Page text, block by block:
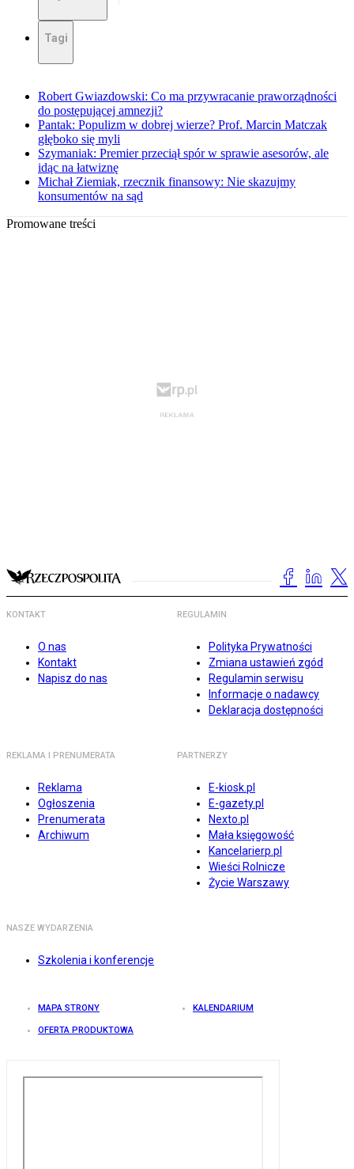
Tagi
Robert Gwiazdowski: Co ma przywracanie praworządności
do postępującej amnezji?
Pantak: Populizm w dobrej wierze? Prof. Marcin Matczak
głęboko się myli
Szymaniak: Premier przeciął spór w sprawie asesorów, ale
idąc na łatwiznę
Michał Ziemiak, rzecznik finansowy: Nie skazujmy
konsumentów na sąd
Promowane treści
KONTAKT
O nas
Kontakt
Napisz do nas
REGULAMIN
Polityka Prywatności
Zmiana ustawień zgód
Regulamin serwisu
Informacje o nadawcy
Deklaracja dostępności
REKLAMA I PRENUMERATA
Reklama
Ogłoszenia
Prenumerata
Archiwum
PARTNERZY
E-kiosk.pl
E-gazety.pl
Nexto.pl
Mała księgowość
Kancelarierp.pl
Wieści Rolnicze
Życie Warszawy
NASZE WYDARZENIA
Szkolenia i konferencje
MAPA STRONY KALENDARIUM
OFERTA PRODUKTOWA